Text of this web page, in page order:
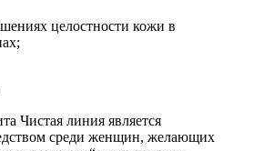
целостности кожи в
Чистая линия является
среди женщин, желающих